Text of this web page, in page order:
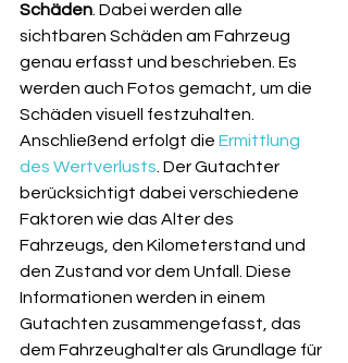
Schäden . Dabei werden alle
sichtbaren Schäden am Fahrzeug
genau erfasst und beschrieben. Es
werden auch Fotos gemacht, um die
Schäden visuell festzuhalten.
Anschließend erfolgt die Ermittlung
des Wertverlusts . Der Gutachter
berücksichtigt dabei verschiedene
Faktoren wie das Alter des
Fahrzeugs, den Kilometerstand und
den Zustand vor dem Unfall. Diese
Informationen werden in einem
Gutachten zusammengefasst, das
dem Fahrzeughalter als Grundlage für